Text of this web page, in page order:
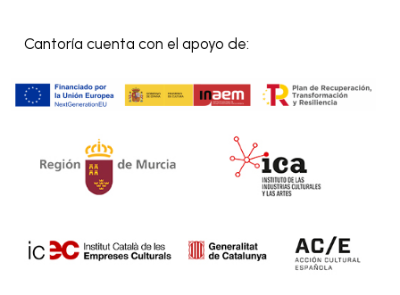
Cantoría cuenta con el apoyo de: